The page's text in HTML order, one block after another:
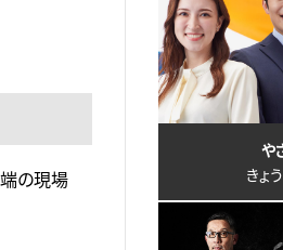
の現場
や
きょ